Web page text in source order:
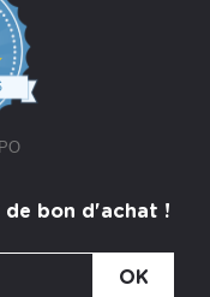
4.7
star
rating
de bon d'achat !